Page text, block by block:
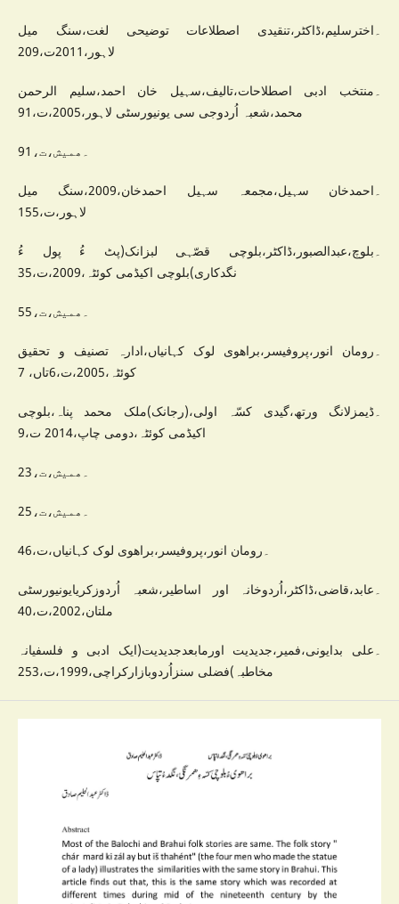
۔اخترسلیم،ڈاکٹر،تنقیدی اصطلاعات توضیحی لغت،سنگ میل
لاہور،2011ت،209
۔منتخب ادبی اصطلاحات،تالیف،سہیل خان احمد،سلیم الرحمن
محمد،شعبہ اُردوجی سی یونیورسٹی لاہور،2005،ت،91
۔ھمیش،ت،91
۔احمدخان سہیل،مجمعہ سہیل احمدخان،2009،سنگ میل
لاہور،ت،155
۔بلوچ،عبدالصبور،ڈاکٹر،بلوچی قصّہی لبزانک(پٹ ءُ پول ءُ
نگدکاری)بلوچی اکیڈمی کوئٹہ،2009،ت،35
۔ھمیش،ت،55
۔رومان انور،پروفیسر،براھوی لوک کہانیاں،ادارہ تصنیف و تحقیق
کوئٹہ،2005،ت،6تاں، 7
۔ڈیمزلانگ ورتھ،گیدی کسّہ اولی،(رجانک)ملک محمد پناہ،بلوچی
اکیڈمی کوئٹہ،دومی چاپ،2014 ت،9
۔ھمیش،ت،23
۔ھمیش،ت،25
۔رومان انور،پروفیسر،براھوی لوک کہانیاں،ت،46
۔عابد،قاضی،ڈاکٹر،اُردوخانہ اور اساطیر،شعبہ اُردوزکریایونیورسٹی
ملتان،2002،ت،40
۔علی بدایونی،فمیر،جدیدیت اورمابعدجدیدیت(ایک ادبی و فلسفیانہ
مخاطبہ)فضلی سنزاُردوبازارکراچی،1999،ت،253